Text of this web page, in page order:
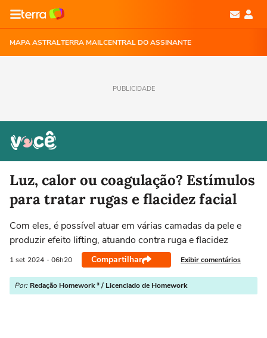
MAPA ASTRALTERRA MAILCENTRAL DO ASSINANTE
PUBLICIDADE
Luz, calor ou coagulação? Estímulos
para tratar rugas e flacidez facial
Com eles, é possível atuar em várias camadas da pele e
produzir efeito lifting, atuando contra ruga e flacidez
1 set 2024 - 06h20 Compartilhar Exibir comentários
Por: Redação Homework * / Licenciado de Homework